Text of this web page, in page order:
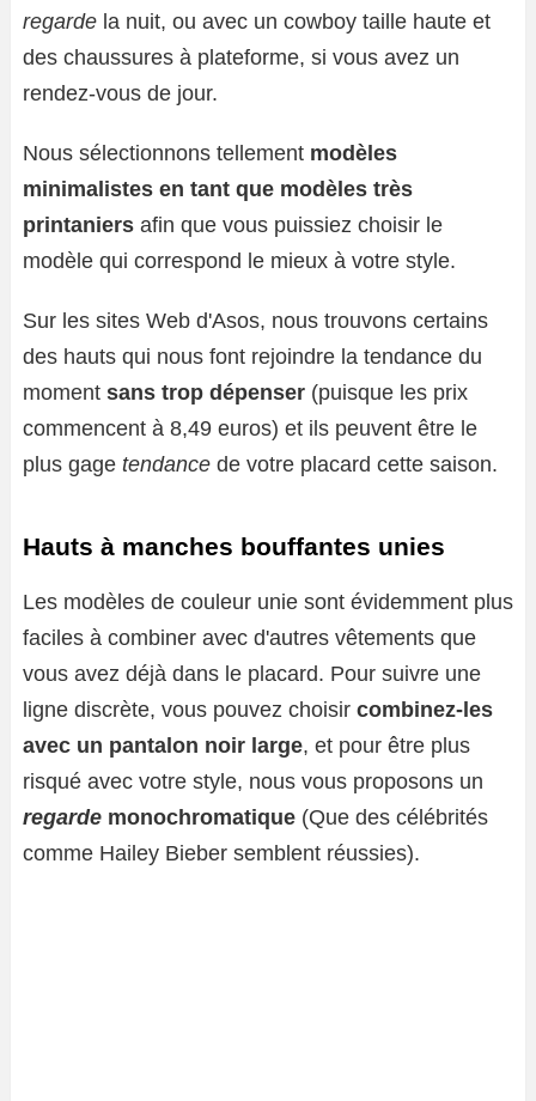
regarde la nuit, ou avec un cowboy taille haute et
des chaussures à plateforme, si vous avez un
rendez-vous de jour.
Nous sélectionnons tellement modèles
minimalistes en tant que modèles très
printaniers afin que vous puissiez choisir le
modèle qui correspond le mieux à votre style.
Sur les sites Web d'Asos, nous trouvons certains
des hauts qui nous font rejoindre la tendance du
moment sans trop dépenser (puisque les prix
commencent à 8,49 euros) et ils peuvent être le
plus gage tendance de votre placard cette saison.
Hauts à manches bouffantes unies
Les modèles de couleur unie sont évidemment plus
faciles à combiner avec d'autres vêtements que
vous avez déjà dans le placard. Pour suivre une
ligne discrète, vous pouvez choisir combinez-les
avec un pantalon noir large, et pour être plus
risqué avec votre style, nous vous proposons un
regarde monochromatique (Que des célébrités
comme Hailey Bieber semblent réussies).